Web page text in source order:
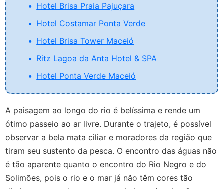
Hotel Brisa Praia Pajuçara
Hotel Costamar Ponta Verde
Hotel Brisa Tower Maceió
Ritz Lagoa da Anta Hotel & SPA
Hotel Ponta Verde Maceió
A paisagem ao longo do rio é belíssima e rende um
ótimo passeio ao ar livre. Durante o trajeto, é possível
observar a bela mata ciliar e moradores da região que
tiram seu sustento da pesca. O encontro das águas não
é tão aparente quanto o encontro do Rio Negro e do
Solimões, pois o rio e o mar já não têm cores tão